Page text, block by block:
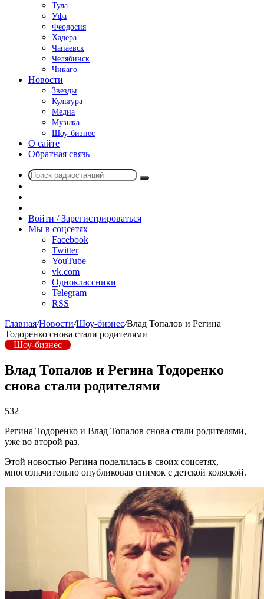
Тула
Уфа
Феодосия
Хадера
Чапаевск
Челябинск
Чикаго
Новости
Звезды
Культура
Медиа
Музыка
Шоу-бизнес
О сайте
Обратная связь
Поиск
радио
Войти / Зарегистрироваться
Мы в соцсетях
Facebook
Twitter
YouTube
vk.com
Одноклассники
Telegram
RSS
Главная/Новости/Шоу-бизнес/Влад Топалов и Регина
Тодоренко снова стали родителями
Шоу-бизнес
Влад Топалов и Регина Тодоренко
снова стали родителями
532
Регина Тодоренко и Влад Топалов снова стали родителями,
уже во второй раз.
Этой новостью Регина поделилась в своих соцсетях,
многозначительно опубликовав снимок с детской коляской.